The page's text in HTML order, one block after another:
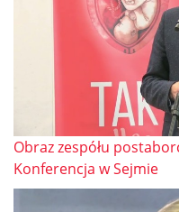
Obraz zespółu
Konferencja w Sejmie